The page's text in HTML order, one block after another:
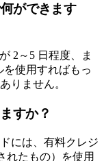
ができます
2～5 日程度、ま
を使用すればもっ
りません。
すか？
には、有料クレジ
れたもの）を使用